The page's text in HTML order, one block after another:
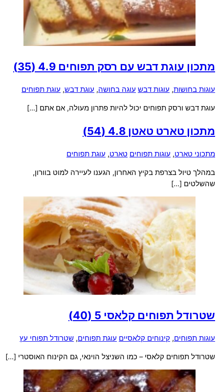
מתכון עוגת דבש עם רסק תפוחים 4.9 (35)
עוגות בחושות, עוגות דבש עוגה בחושה, עוגת דבש, עוגת תפוחים
עוגת דבש ורסק תפוחים יכול להיות פתרון מעולה, אם אתם […]
מתכון טארט טאטן 4.8 (54)
מתכוני טארט, עוגות תפוחים טארט, עוגת תפוחים
במהלך טיול בצרפת בקיץ האחרון, הגענו לעיירה למוט בוורון,
שהשלטים […]
שטרודל תפוחים קלאסי 5 (40)
עוגות תפוחים, קינוחים קלאסיים עוגת תפוחים, שטרודל תפוחי עץ
שטרודל תפוחים קלאסי – כמו השניצל הוינאי, גם הקינוח האוסטרי […]